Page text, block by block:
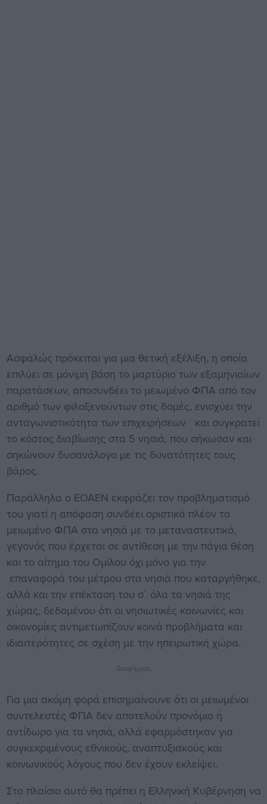
Ασφαλώς πρόκειται για μια θετική εξέλιξη, η οποία
επιλύει σε μόνιμη βάση το μαρτύριο των εξαμηνιαίων
παρατάσεων, αποσυνδέει το μειωμένο ΦΠΑ από τον
αριθμό των φιλοξενούντων στις δομές, ενισχύει την
ανταγωνιστικότητα των επιχειρήσεων και συγκρατεί
το κόστος διαβίωσης στα 5 νησιά, που σήκωσαν και
σηκώνουν δυσανάλογο με τις δυνατότητες τους
βάρος.
Παράλληλα ο ΕΟΑΕΝ εκφράζει τον προβληματισμό
του γιατί η απόφαση συνδέει οριστικά πλέον το
μειωμένο ΦΠΑ στα νησιά με το μεταναστευτικό,
γεγονός που έρχεται σε αντίθεση με την πάγια θέση
και το αίτημα του Ομίλου όχι μόνο για την
επαναφορά του μέτρου στα νησιά που καταργήθηκε,
αλλά και την επέκταση του σ΄ όλα τα νησιά της
χώρας, δεδομένου ότι οι νησιωτικές κοινωνίες και
οικονομίες αντιμετωπίζουν κοινά προβλήματα και
ιδιαιτερότητες σε σχέση με την ηπειρωτική χώρα.
Διαφήμιση
Για μια ακόμη φορά επισημαίνουνε ότι οι μειωμένοι
συντελεστές ΦΠΑ δεν αποτελούν προνόμιο ή
αντίδωρο για τα νησιά, αλλά εφαρμόστηκαν για
συγκεκριμένους εθνικούς, αναπτυξιακούς και
κοινωνικούς λόγους που δεν έχουν εκλείψει.
Στο πλαίσιο αυτό θα πρέπει η Ελληνική Κυβέρνηση να